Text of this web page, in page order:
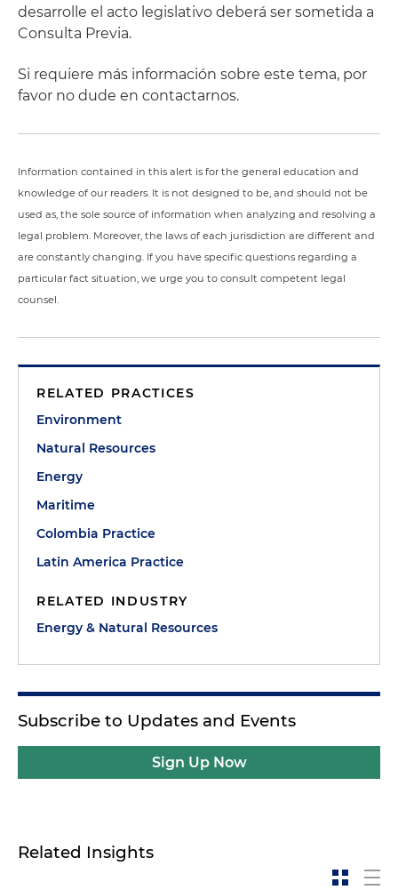
desarrolle el acto legislativo deberá ser sometida a
Consulta Previa.
Si requiere más información sobre este tema, por
favor no dude en contactarnos.
Information contained in this alert is for the general education and
knowledge of our readers. It is not designed to be, and should not be
used as, the sole source of information when analyzing and resolving a
legal problem. Moreover, the laws of each jurisdiction are different and
are constantly changing. If you have specific questions regarding a
particular fact situation, we urge you to consult competent legal
counsel.
RELATED PRACTICES
Environment
Natural Resources
Energy
Maritime
Colombia Practice
Latin America Practice
RELATED INDUSTRY
Energy & Natural Resources
Subscribe to Updates and Events
Sign Up Now
Related Insights